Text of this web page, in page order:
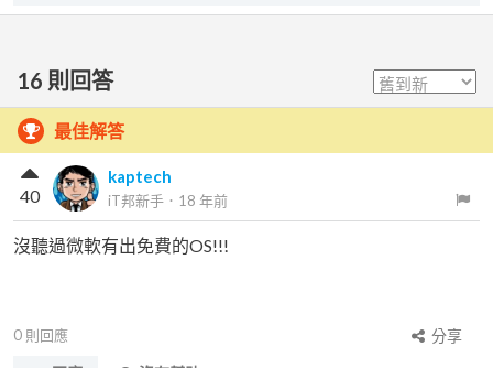
16 則回答
最佳解答
kaptech
iT邦新手 ． 18 年前
40
沒聽過微軟有出免費的OS!!!
0 則回應
分享